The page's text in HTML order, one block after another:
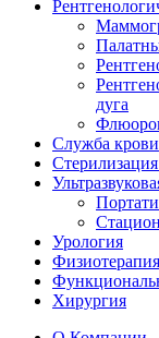
дуга
Служба крови
Урология
Физиотерапия
Хирургия